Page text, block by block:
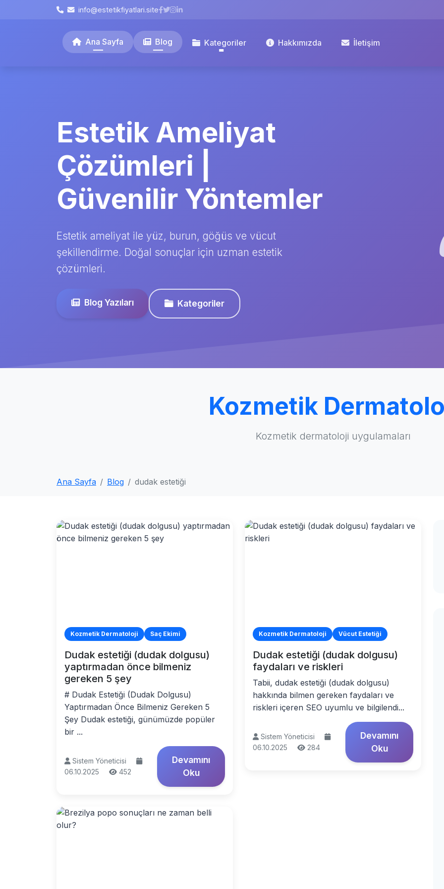
info@estetikfiyatlari.site
Ana Sayfa Blog Kategoriler Hakkımızda İletişim
Estetik Ameliyat
Çözümleri |
Güvenilir Yöntemler
Estetik ameliyat ile yüz, burun, göğüs ve vücut
şekillendirme. Doğal sonuçlar için uzman estetik
çözümleri.
Blog Yazıları Kategoriler
Kozmetik
Kozmetik dermatoloji uygulamaları
Ana Sayfa Blog dudak estetiği
Kozmetik Dermatoloji Saç Ekimi
Dudak estetiği (dudak dolgusu)
yaptırmadan önce bilmeniz
gereken 5 şey
# Dudak Estetiği (Dudak Dolgusu)
Yaptırmadan Önce Bilmeniz Gereken 5
Şey Dudak estetiği, günümüzde popüler
bir ...
Sistem Yöneticisi
06.10.2025
452
Devamını
Oku
Kozmetik Dermatoloji Vücut Estetiği
Dudak estetiği (dudak dolgusu)
faydaları ve riskleri
Tabii, dudak estetiği (dudak dolgusu)
hakkında bilmen gereken faydaları ve
riskleri içeren SEO uyumlu ve bilgilendi...
Sistem Yöneticisi
06.10.2025
284
Devamını
Oku